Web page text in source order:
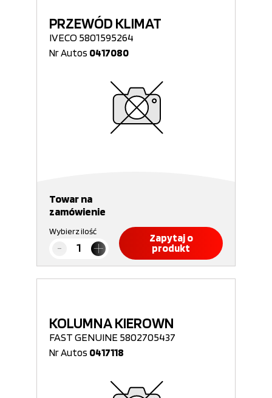
PRZEWÓD KLIMAT
IVECO 5801595264
Nr Autos 0417080
Towar na
zamówienie
Wybierz ilość
Zapytaj o
produkt
KOLUMNA KIEROWN
FAST GENUINE 5802705437
Nr Autos 0417118